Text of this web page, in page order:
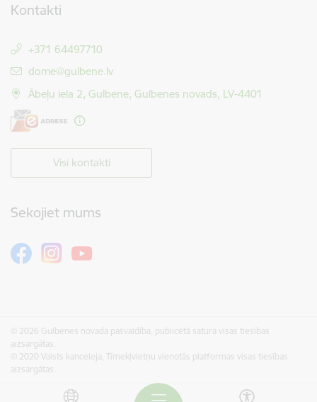
Kontakti
+371 64497710
E-pasts:
dome@gulbene.lv
Ābeļu iela 2, Gulbene, Gulbenes novads, LV-4401
Visi kontakti
Sekojiet mums
© 2026 Gulbenes novada pašvaldība, publicētā satura visas tiesības
aizsargātas.
© 2020 Valsts kanceleja, Tīmekļvietņu vienotās platformas visas tiesības
aizsargātas.